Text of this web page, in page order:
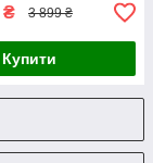
₴ 3 899 ₴
Купити